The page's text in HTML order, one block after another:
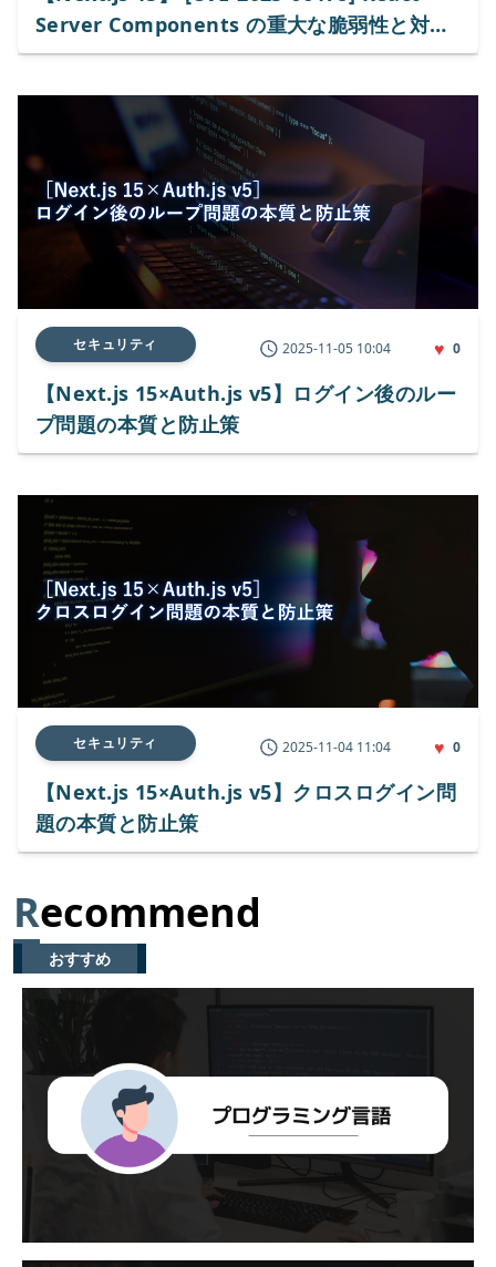
Server Components の重大な脆弱性と対応
ガイド
セキュリティ 2025-11-05 10:04 ♥ 0
【Next.js 15×Auth.js v5】ログイン後のルー
プ問題の本質と防止策
セキュリティ 2025-11-04 11:04 ♥ 0
【Next.js 15×Auth.js v5】クロスログイン問
題の本質と防止策
Recommend
おすすめ